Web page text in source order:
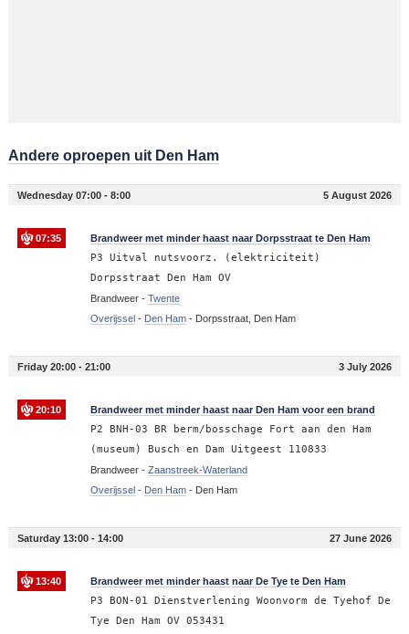
Andere oproepen uit Den Ham
Wednesday 07:00 - 8:00 5 August 2026
07:35 Brandweer met minder haast naar Dorpsstraat te Den Ham
P3 Uitval nutsvoorz. (elektriciteit)
Dorpsstraat Den Ham OV
Brandweer - Twente
Overijssel- Den Ham- Dorpsstraat, Den Ham
Friday 20:00 - 21:00 3 July 2026
20:10 Brandweer met minder haast naar Den Ham voor een brand
P2 BNH-03 BR berm/bosschage Fort aan den Ham
(museum) Busch en Dam Uitgeest 110833
Brandweer - Zaanstreek-Waterland
Overijssel- Den Ham- Den Ham
Saturday 13:00 - 14:00 27 June 2026
13:40 Brandweer met minder haast naar De Tye te Den Ham
P3 BON-01 Dienstverlening Woonvorm de Tyehof De
Tye Den Ham OV 053431